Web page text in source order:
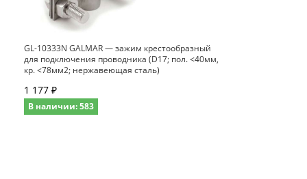
GL-10333N GALMAR — зажим крестообразный
для подключения проводника (D17; пол. <40мм,
кр. <78мм2; нержавеющая сталь)
1 177 ₽
В наличии: 583